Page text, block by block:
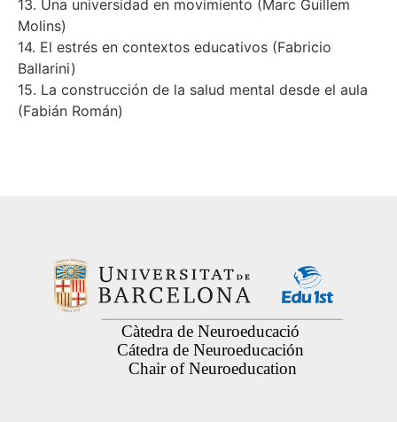
13. Una universidad en movimiento (Marc Guillem
Molins)
14. El estrés en contextos educativos (Fabricio
Ballarini)
15. La construcción de la salud mental desde el aula
(Fabián Román)